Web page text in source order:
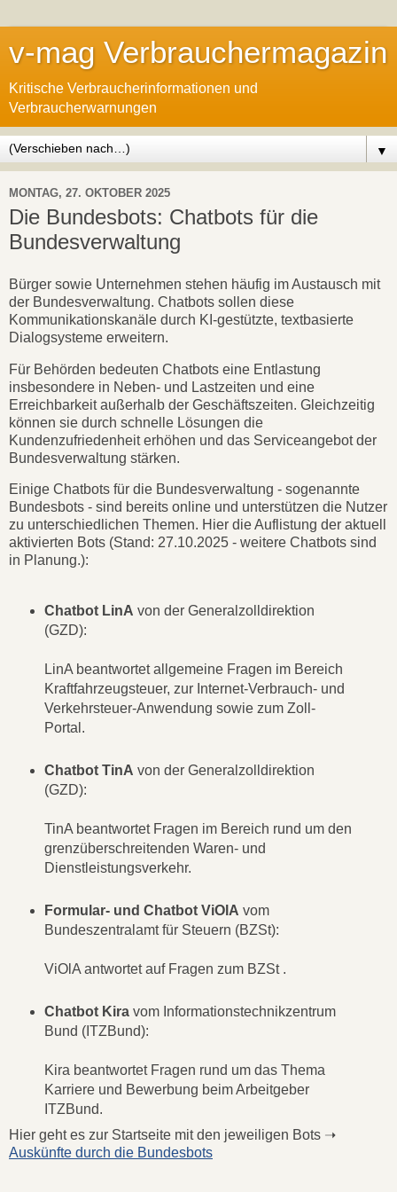
v-mag Verbrauchermagazin
Kritische Verbraucherinformationen und
Verbraucherwarnungen
▼
MONTAG, 27. OKTOBER 2025
Die Bundesbots: Chatbots für die
Bundesverwaltung
Bürger sowie Unternehmen stehen häufig im Austausch mit
der Bundesverwaltung. Chatbots sollen diese
Kommunikationskanäle durch KI-gestützte, textbasierte
Dialogsysteme erweitern.
Für Behörden bedeuten Chatbots eine Entlastung
insbesondere in Neben- und Lastzeiten und eine
Erreichbarkeit außerhalb der Geschäftszeiten. Gleichzeitig
können sie durch schnelle Lösungen die
Kundenzufriedenheit erhöhen und das Serviceangebot der
Bundesverwaltung stärken.
Einige Chatbots für die Bundesverwaltung - sogenannte
Bundesbots - sind bereits online und unterstützen die Nutzer
zu unterschiedlichen Themen. Hier die Auflistung der aktuell
aktivierten Bots (Stand: 27.10.2025 - weitere Chatbots sind
in Planung.):
Chatbot LinA von der Generalzolldirektion
(GZD):
LinA beantwortet allgemeine Fragen im Bereich
Kraftfahrzeugsteuer, zur Internet-Verbrauch- und
Verkehrsteuer-Anwendung sowie zum Zoll-
Portal.
Chatbot TinA von der Generalzolldirektion
(GZD):
TinA beantwortet Fragen im Bereich rund um den
grenzüberschreitenden Waren- und
Dienstleistungsverkehr.
Formular- und Chatbot ViOlA vom
Bundeszentralamt für Steuern (BZSt):
ViOlA antwortet auf Fragen zum BZSt .
Chatbot Kiravom Informationstechnikzentrum
Bund (ITZBund):
Kira beantwortet Fragen rund um das Thema
Karriere und Bewerbung beim Arbeitgeber
ITZBund.
Hier geht es zur Startseite mit den jeweiligen Bots ➝
Auskünfte durch die Bundesbots